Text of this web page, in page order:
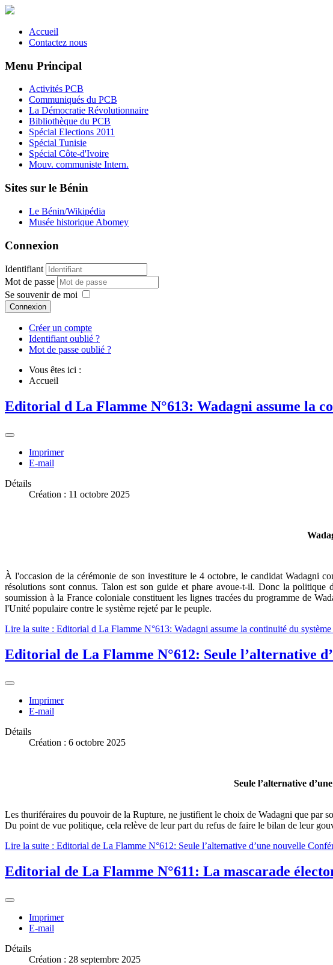
Accueil
Contactez nous
Menu Principal
Activités PCB
Communiqués du PCB
La Démocratie Révolutionnaire
Bibliothèque du PCB
Spécial Elections 2011
Spécial Tunisie
Spécial Côte-d'Ivoire
Mouv. communiste Intern.
Sites sur le Bénin
Le Bénin/Wikipédia
Musée historique Abomey
Connexion
Identifiant
Mot de passe
Se souvenir de moi
Connexion
Créer un compte
Identifiant oublié ?
Mot de passe oublié ?
Vous êtes ici :
Accueil
Editorial d La Flamme N°613: Wadagni assume la
Imprimer
E-mail
Détails
Création : 11 octobre 2025
À l'occasion de la cérémonie de son investiture le 4 octobre, le candidat Wadagni
résolutions sont connus. Talon est son guide et phare avoue-t-il. Donc la politique
soumission à la France coloniale constituent les lignes tracées du programme de
l'Unité populaire contre le système rejeté par le peuple.
Lire la suite : Editorial d La Flamme N°613: Wadagni assume la continuité du système
Editorial de La Flamme N°612: Seule l’alternative
Imprimer
E-mail
Détails
Création : 6 octobre 2025
Seule l’alternative
Les thuriféraires du pouvoir de la Rupture, ne justifient le choix de Wadagni que par
Du point de vue politique, cela relève de leur part du refus de faire le bilan de leur
Lire la suite : Editorial de La Flamme N°612: Seule l’alternative d’une nouvelle
Editorial de La Flamme N°611: La mascarade
Imprimer
E-mail
Détails
Création : 28 septembre 2025